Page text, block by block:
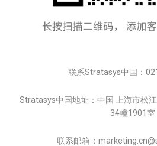
联系Stratasys中国：
Stratasys中国地址：中国 上海市松
34幢1901室
联系邮箱：